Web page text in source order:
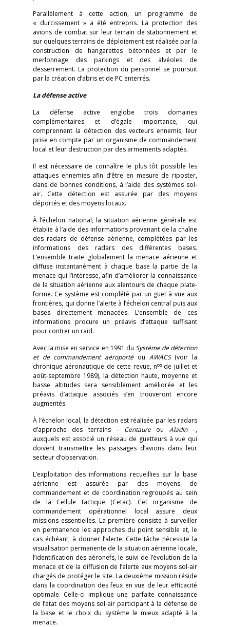
Parallèlement à cette action, un programme de
« durcissement » a été entrepris. La protection des
avions de combat sur leur terrain de stationnement et
sur quelques terrains de déploiement est réalisée par la
construction de hangarettes bétonnées et par le
merlonnage des parkings et des alvéoles de
desserrement. La protection du personnel se poursuit
par la création d’abris et de PC enterrés.
La défense active
La défense active englobe trois domaines
complémentaires et d’égale importance, qui
comprennent la détection des vecteurs ennemis, leur
prise en compte par un organisme de commandement
local et leur destruction par des armements adaptés.
Il est nécessaire de connaître le plus tôt possible les
attaques ennemies afin d’être en mesure de riposter,
dans de bonnes conditions, à l’aide des systèmes sol-
air. Cette détection est assurée par des moyens
déportés et des moyens locaux.
À l’échelon national, la situation aérienne générale est
établie à l’aide des informations provenant de la chaîne
des radars de défense aérienne, complétées par les
informations des radars des différentes bases.
L’ensemble traite globalement la menace aérienne et
diffuse instantanément à chaque base la partie de la
menace qui l’intéresse, afin d’améliorer la connaissance
de la situation aérienne aux alentours de chaque plate-
forme. Ce système est complété par un guet à vue aux
frontières, qui donne l’alerte à l’échelon central puis aux
bases directement menacées. L’ensemble de ces
informations procure un préavis d’attaque suffisant
pour contrer un raid.
Avec la mise en service en 1991 du Système de détection
et de commandement aéroportéou AWACS(voir la
chronique aéronautique de cette revue, nos de juillet et
août-septembre 1989), la détection haute, moyenne et
basse altitudes sera sensiblement améliorée et les
préavis d’attaque associés s’en trouveront encore
augmentés.
À l’échelon local, la détection est réalisée par les radars
d’approche des terrains – Centaureou Aladin–,
auxquels est associé un réseau de guetteurs à vue qui
doivent transmettre les passages d’avions dans leur
secteur d’observation.
L’exploitation des informations recueillies sur la base
aérienne est assurée par des moyens de
commandement et de coordination regroupés au sein
de la Cellule tactique (Cetac). Cet organisme de
commandement opérationnel local assure deux
missions essentielles. La première consiste à surveiller
en permanence les approches du point sensible et, le
cas échéant, à donner l’alerte. Cette tâche nécessite la
visualisation permanente de la situation aérienne locale,
l’identification des aéronefs, le suivi de l’évolution de la
menace et de la diffusion de l’alerte aux moyens sol-air
chargés de protéger le site. La deuxième mission réside
dans la coordination des feux en vue de leur efficacité
optimale. Celle-ci implique une parfaite connaissance
de l’état des moyens sol-air participant à la défense de
la base et le choix du système le mieux adapté à la
menace.